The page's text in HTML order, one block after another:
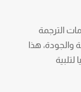
الترجمة
والجودة، هذا